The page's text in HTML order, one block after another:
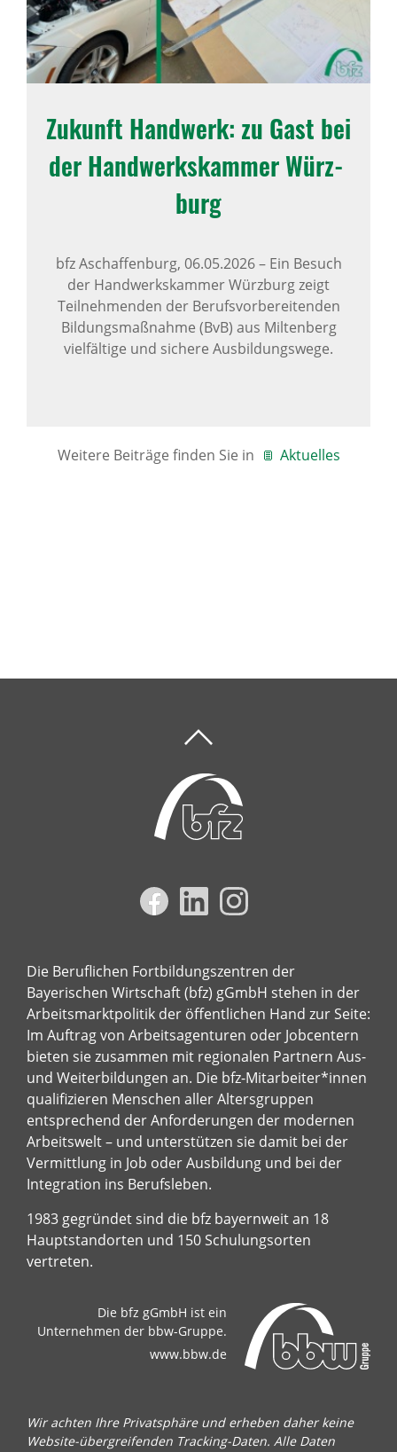
Zukunft Hand­werk: zu Gast bei
der Hand­werks­kammer Würz­
burg
bfz Aschaffenburg, 06.05.2026–Ein Besuch
der Handwerkskammer Würzburg zeigt
Teilnehmenden der Berufsvorbereitenden
Bildungsmaßnahme (BvB) aus Miltenberg
vielfältige und sichere Ausbildungswege.
Weitere Beiträge finden Sie in Aktuelles
Die Beruflichen Fortbildungszentren der
Bayerischen Wirtschaft (bfz) gGmbH stehen in der
Arbeitsmarktpolitik der öffentlichen Hand zur Seite:
Im Auftrag von Arbeitsagenturen oder Jobcentern
bieten sie zusammen mit regionalen Partnern Aus-
und Weiterbildungen an. Die bfz-Mitarbeiter*innen
qualifizieren Menschen aller Altersgruppen
entsprechend der Anforderungen der modernen
Arbeitswelt – und unterstützen sie damit bei der
Vermittlung in Job oder Ausbildung und bei der
Integration ins Berufsleben.
1983 gegründet sind die bfz bayernweit an 18
Hauptstandorten und 150 Schulungsorten
vertreten.
Die bfz gGmbH ist ein
Unternehmen der bbw-Gruppe.
www.bbw.de
Wir achten Ihre Privatsphäre und erheben daher keine
Website-übergreifenden Tracking-Daten. Alle Daten